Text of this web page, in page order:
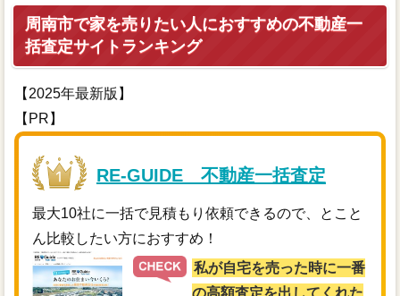
周南市で家を売りたい人におすすめの不動産一
括査定サイトランキング
【2025年最新版】
【PR】
RE-GUIDE 不動産一括査定
最大10社に一括で見積もり依頼できるので、とこと
ん比較したい方におすすめ！
私が自宅を売った時に一番
の高額査定を出してくれた